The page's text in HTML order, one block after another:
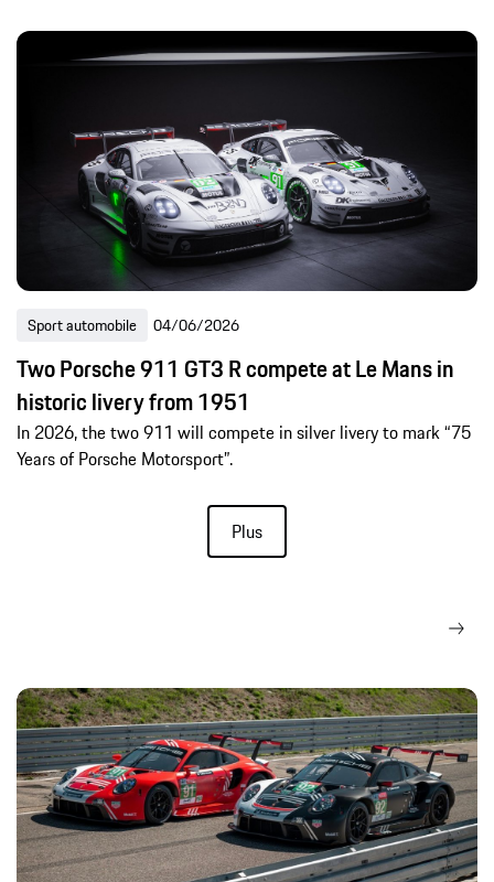
Sport automobile 04/06/2026
Two Porsche 911 GT3 R compete at Le Mans in
historic livery from 1951
In 2026, the two 911 will compete in silver livery to mark “75
Years of Porsche Motorsport”.
Plus